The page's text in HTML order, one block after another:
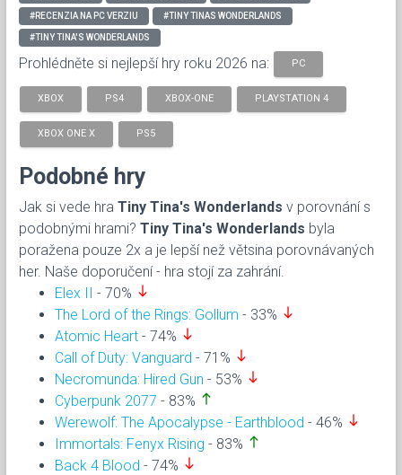
#RECENZIA NA PC VERZIU #TINY TINAS WONDERLANDS
#TINY TINA'S WONDERLANDS
Prohlédněte si nejlepší hry roku 2026 na: PC
XBOX PS4 XBOX-ONE PLAYSTATION 4
XBOX ONE X PS5
Podobné hry
Jak si vede hra Tiny Tina's Wonderlands v porovnání s
podobnými hrami? Tiny Tina's Wonderlands byla
poražena pouze 2x a je lepší než větsina porovnávaných
her. Naše doporučení - hra stojí za zahrání.
Elex II - 70% south
The Lord of the Rings: Gollum - 33% south
Atomic Heart - 74% south
Call of Duty: Vanguard - 71% south
Necromunda: Hired Gun - 53% south
Cyberpunk 2077 - 83% north
Werewolf: The Apocalypse - Earthblood - 46% south
Immortals: Fenyx Rising - 83% north
Back 4 Blood - 74% south